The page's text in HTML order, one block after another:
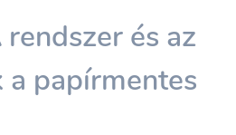
és az
a papírmentes